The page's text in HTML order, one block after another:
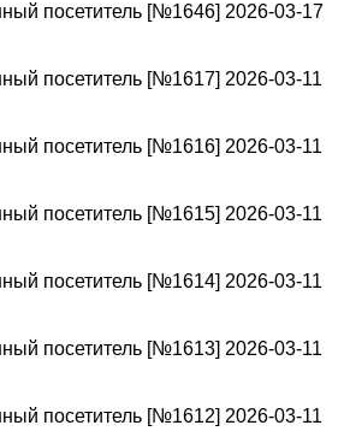
посетитель [№1646] 2026-03-17
посетитель [№1617] 2026-03-11
посетитель [№1616] 2026-03-11
посетитель [№1615] 2026-03-11
посетитель [№1614] 2026-03-11
посетитель [№1613] 2026-03-11
посетитель [№1612] 2026-03-11